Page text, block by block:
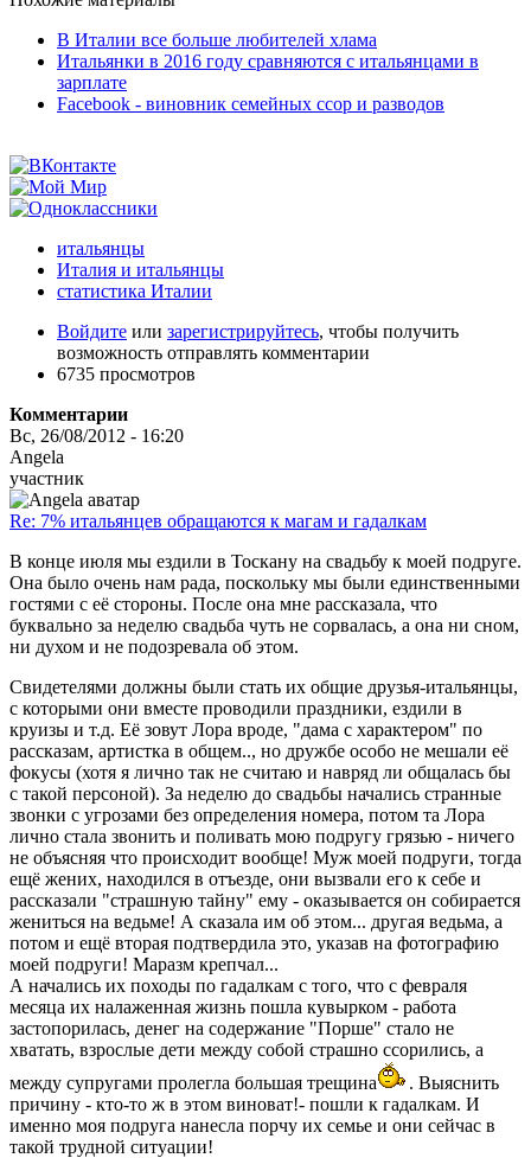
В Италии все больше любителей хлама
Итальянки в 2016 году сравняются с итальянцами в
зарплате
Facebook - виновник семейных ссор и разводов
итальянцы
Италия и итальянцы
статистика Италии
Войдите или зарегистрируйтесь, чтобы получить
возможность отправлять комментарии
6735 просмотров
Комментарии
Вс, 26/08/2012 - 16:20
Angela
участник
Re: 7% итальянцев обращаются к магам и гадалкам
В конце июля мы ездили в Тоскану на свадьбу к моей подруге.
Она было очень нам рада, поскольку мы были единственными
гостями с её стороны. После она мне рассказала, что
буквально за неделю свадьба чуть не сорвалась, а она ни сном,
ни духом и не подозревала об этом.
Свидетелями должны были стать их общие друзья-итальянцы,
с которыми они вместе проводили праздники, ездили в
круизы и т.д. Её зовут Лора вроде, "дама с характером" по
рассказам, артистка в общем.., но дружбе особо не мешали её
фокусы (хотя я лично так не считаю и навряд ли общалась бы
с такой персоной). За неделю до свадьбы начались странные
звонки с угрозами без определения номера, потом та Лора
лично стала звонить и поливать мою подругу грязью - ничего
не объясняя что происходит вообще! Муж моей подруги, тогда
ещё жених, находился в отъезде, они вызвали его к себе и
рассказали "страшную тайну" ему - оказывается он собирается
жениться на ведьме! А сказала им об этом... другая ведьма, а
потом и ещё вторая подтвердила это, указав на фотографию
моей подруги! Маразм крепчал...
А начались их походы по гадалкам с того, что с февраля
месяца их налаженная жизнь пошла кувырком - работа
застопорилась, денег на содержание "Порше" стало не
хватать, взрослые дети между собой страшно ссорились, а
между супругами пролегла большая трещина
. Выяснить
причину - кто-то ж в этом виноват!- пошли к гадалкам. И
именно моя подруга нанесла порчу их семье и они сейчас в
такой трудной ситуации!